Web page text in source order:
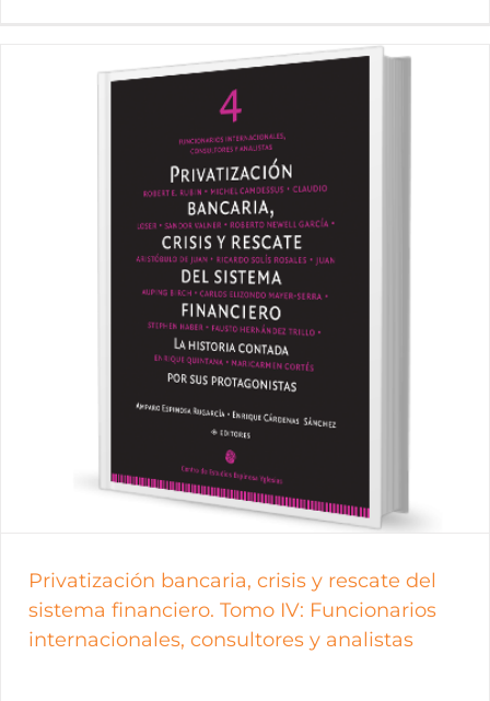
Privatización bancaria, crisis y rescate del
sistema financiero. Tomo IV: Funcionarios
internacionales, consultores y analistas